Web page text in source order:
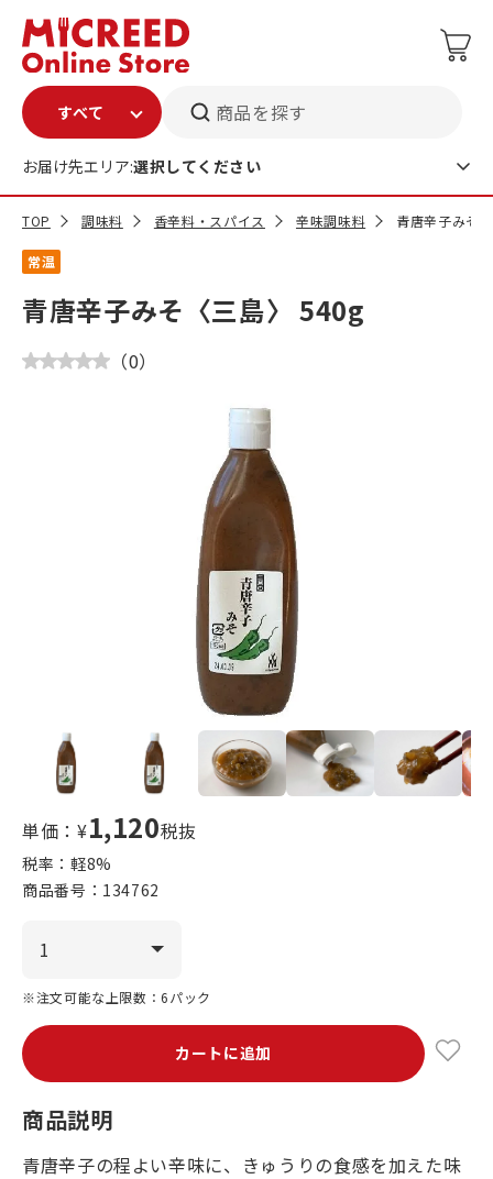
商品を探す
お届け先エリア:選択してください
TOP 調味料 香辛料・スパイス 辛味調味料 青唐辛子みそ
常温
青唐辛子みそ〈三島〉 540g
（0）
単価：¥1,120税抜
税率：軽8%
商品番号： 134762
※注文可能な上限数：6パック
カートに追加
商品説明
青唐辛子の程よい辛味に、きゅうりの食感を加えた味